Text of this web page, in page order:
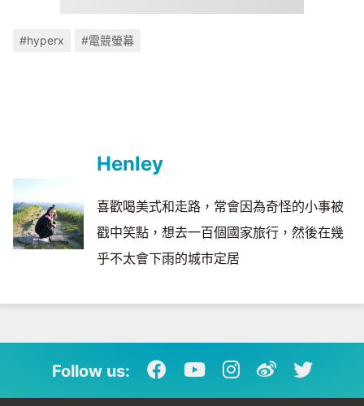
#hyperx #電競螢幕
Henley
喜歡喝美式和走路，常會因為奇怪的小事被
戳中笑點，想去一百個國家旅行，然後在幾
乎不太會下雨的城市定居
Follow us: